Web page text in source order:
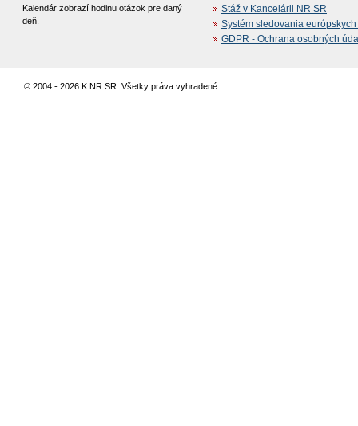
Kalendár zobrazí hodinu otázok pre daný
deň.
Stáž v Kancelárii NR SR
Systém sledovania
GDPR - Ochrana osobných
© 2004 - 2026 K NR SR. Všetky práva vyhradené.